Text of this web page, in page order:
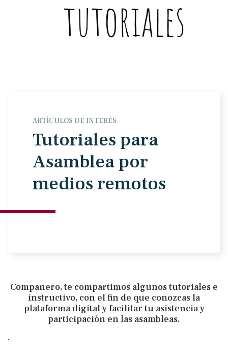
ARTÍCULOS DE INTERÉS
Tutoriales para
Asamblea por
medios remotos
Compañero, te compartimos algunos tutoriales e
instructivo, con el fin de que conozcas la
plataforma digital y facilitar tu asistencia y
participación en las asambleas.
.